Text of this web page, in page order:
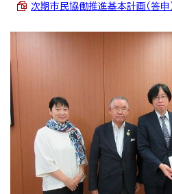
次期市民協働推進基本計画（答申